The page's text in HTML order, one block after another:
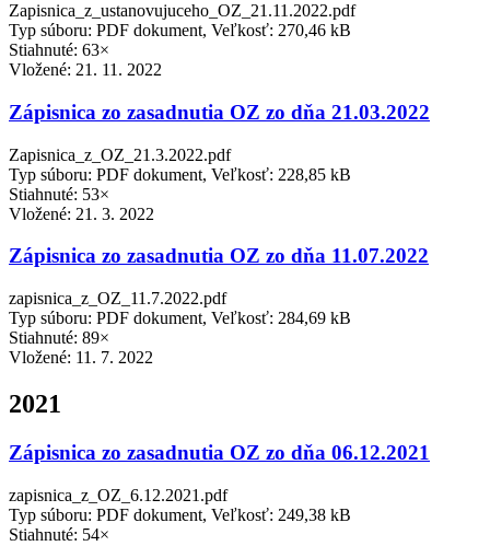
Zapisnica_z_ustanovujuceho_OZ_21.11.2022.pdf
Typ súboru: PDF dokument, Veľkosť: 270,46 kB
Stiahnuté: 63×
Vložené: 21. 11. 2022
Zápisnica zo zasadnutia OZ zo dňa 21.03.2022
Zapisnica_z_OZ_21.3.2022.pdf
Typ súboru: PDF dokument, Veľkosť: 228,85 kB
Stiahnuté: 53×
Vložené: 21. 3. 2022
Zápisnica zo zasadnutia OZ zo dňa 11.07.2022
zapisnica_z_OZ_11.7.2022.pdf
Typ súboru: PDF dokument, Veľkosť: 284,69 kB
Stiahnuté: 89×
Vložené: 11. 7. 2022
2021
Zápisnica zo zasadnutia OZ zo dňa 06.12.2021
zapisnica_z_OZ_6.12.2021.pdf
Typ súboru: PDF dokument, Veľkosť: 249,38 kB
Stiahnuté: 54×